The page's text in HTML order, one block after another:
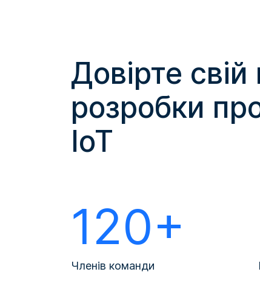
Довірте
розробки
IoT
120+
Членів команди